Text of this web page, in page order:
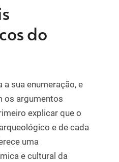
do
a sua enumeração, e
os argumentos
explicar que o
e de cada
uma
e cultural da